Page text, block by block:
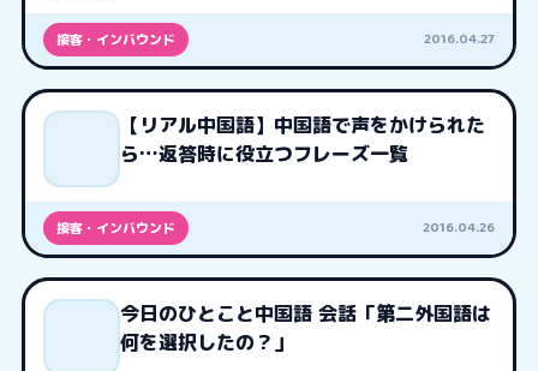
接客・インバウンド 2016.04.27
【リアル中国語】中国語で声をかけられた
ら…返答時に役立つフレーズ一覧
接客・インバウンド 2016.04.26
今日のひとこと中国語 会話「第二外国語は
何を選択したの？」